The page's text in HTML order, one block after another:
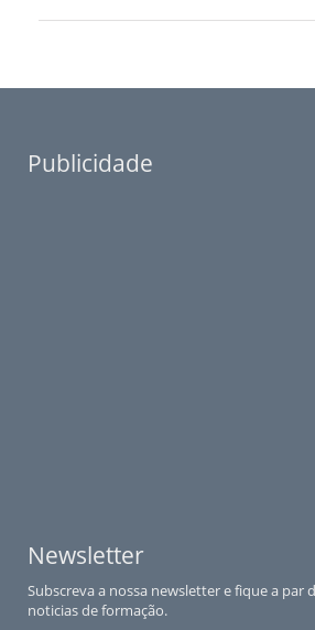
Publicidade
Newsletter
Subscreva a nossa newsletter e fique a par
noticias de formação.